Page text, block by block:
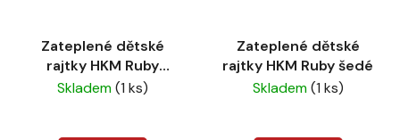
Zateplené dětské
rajtky HKM Ruby
černé
Skladem(1 ks)
Zateplené dětské
rajtky HKM Ruby šedé
Skladem(1 ks)